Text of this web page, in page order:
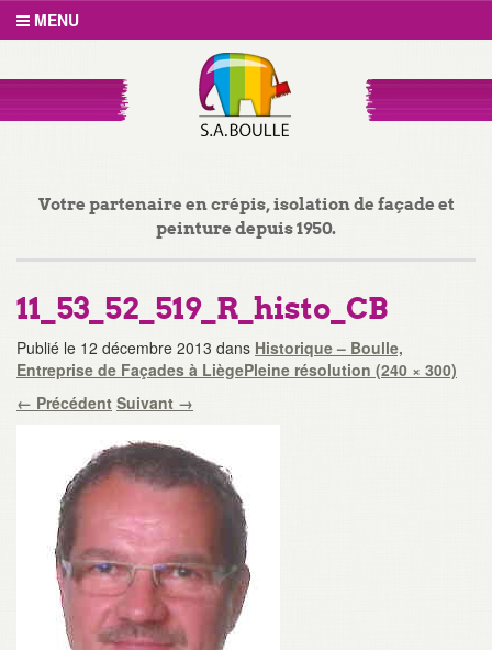
MENU
Votre partenaire en crépis, isolation de façade et
peinture depuis 1950.
11_53_52_519_R_histo_CB
Publié le 12 décembre 2013 dans Historique – Boulle,
Entreprise de Façades à LiègePleine résolution (240 × 300)
← Précédent Suivant →